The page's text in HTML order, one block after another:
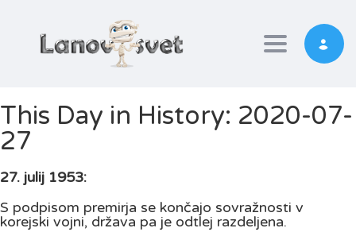
Toggle
This Day in History: 2020-07-
27
27. julij 1953:
S podpisom premirja se končajo sovražnosti v
korejski vojni, država pa je odtlej razdeljena.